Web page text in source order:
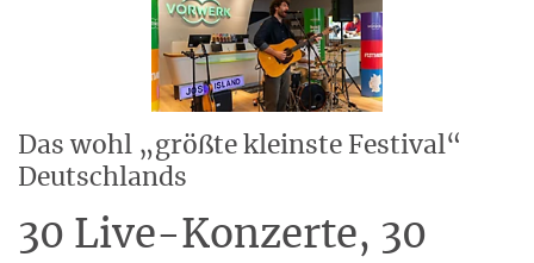
Das wohl „größte kleinste Festival“
Deutschlands
30 Live-Konzerte, 30